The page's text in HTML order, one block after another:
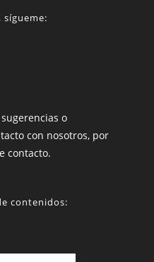
o
con nosotros, por
contacto.
contenidos: